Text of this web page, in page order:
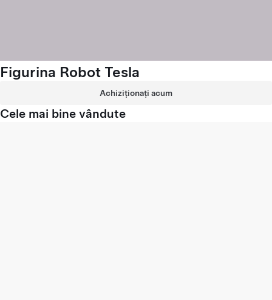
Figurina Robot Tesla
Achiziționați acum
Cele mai bine vândute